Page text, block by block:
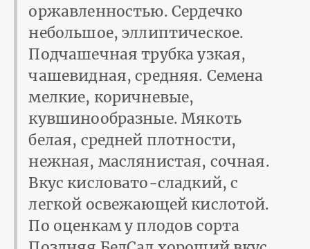
оржавленностью. Сердечко
небольшое, эллиптическое.
Подчашечная трубка узкая,
чашевидная, средняя. Семена
мелкие, коричневые,
кувшинообразные. Мякоть
белая, средней плотности,
нежная, маслянистая, сочная.
Вкус кисловато-сладкий, с
легкой освежающей кислотой.
По оценкам у плодов сорта